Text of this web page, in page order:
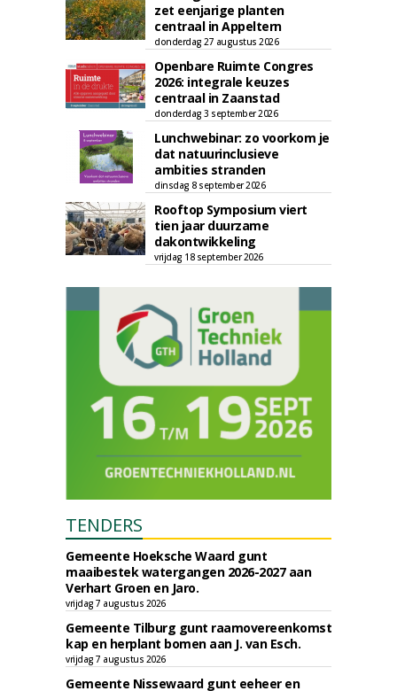
zet eenjarige planten
centraal in Appeltern
donderdag 27 augustus 2026
Openbare Ruimte Congres
2026: integrale keuzes
centraal in Zaanstad
donderdag 3 september 2026
Lunchwebinar: zo voorkom je
dat natuurinclusieve
ambities stranden
dinsdag 8 september 2026
Rooftop Symposium viert
tien jaar duurzame
dakontwikkeling
vrijdag 18 september 2026
TENDERS
Gemeente Hoeksche Waard gunt
maaibestek watergangen 2026-2027 aan
Verhart Groen en Jaro.
vrijdag 7 augustus 2026
Gemeente Tilburg gunt raamovereenkomst
kap en herplant bomen aan J. van Esch.
vrijdag 7 augustus 2026
Gemeente Nissewaard gunt eeheer en